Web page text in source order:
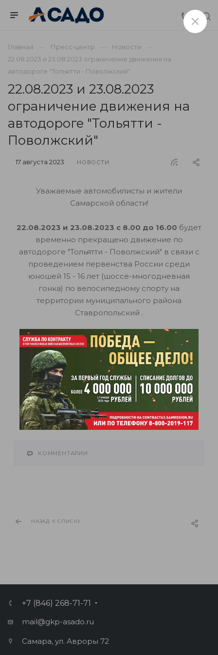
Главная Пресс-центр
Новости
22.08.2023 и 23.08.2023 ограничение движения на
автодороге "Тольятти - Поволжский"
22.08.2023 и 23.08.2023
ограничение движения на
автодороге "Тольятти -
Поволжский"
17 августа 2023 НОВОСТИ
Уважаемые автомобилисты и жители
Самарской области!
22.08.2023 и 23.08.2023 с 8.00 до 16.00 будет
временно прекращено движение по
автодороге "Тольятти - Поволжский" в связи с
проведением первенства России среди
юношей 15 - 16 лет (шоссе-многодневная
гонка) по велосипедному спорту на
территории муниципального района
Ставропольский .
На этот период на автомобильной дороге
будут установлены временные дорожные
знаки.
Просим Вас отнестись с пониманием к
временным неудобствам и планировать
поездки с учетом ограничения движения.
КОММЕНТАРИИ
НАЗАД К СПИСКУ
+7 (846) 268-71-71
mail@gkp-asado.ru
Самара, ул. Авроры 72